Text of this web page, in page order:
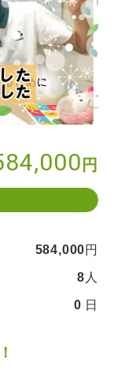
円
584,000円
8 人
0 日